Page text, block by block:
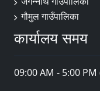
गौमुल गाउँपालिका
कार्यालय समय
09:00 AM - 5:00